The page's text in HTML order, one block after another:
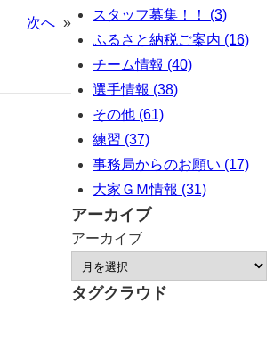
次へ »
スタッフ募集！！ (3)
ふるさと納税ご案内 (16)
チーム情報 (40)
選手情報 (38)
その他 (61)
練習 (37)
事務局からのお願い (17)
大家ＧＭ情報 (31)
アーカイブ
アーカイブ
タグクラウド